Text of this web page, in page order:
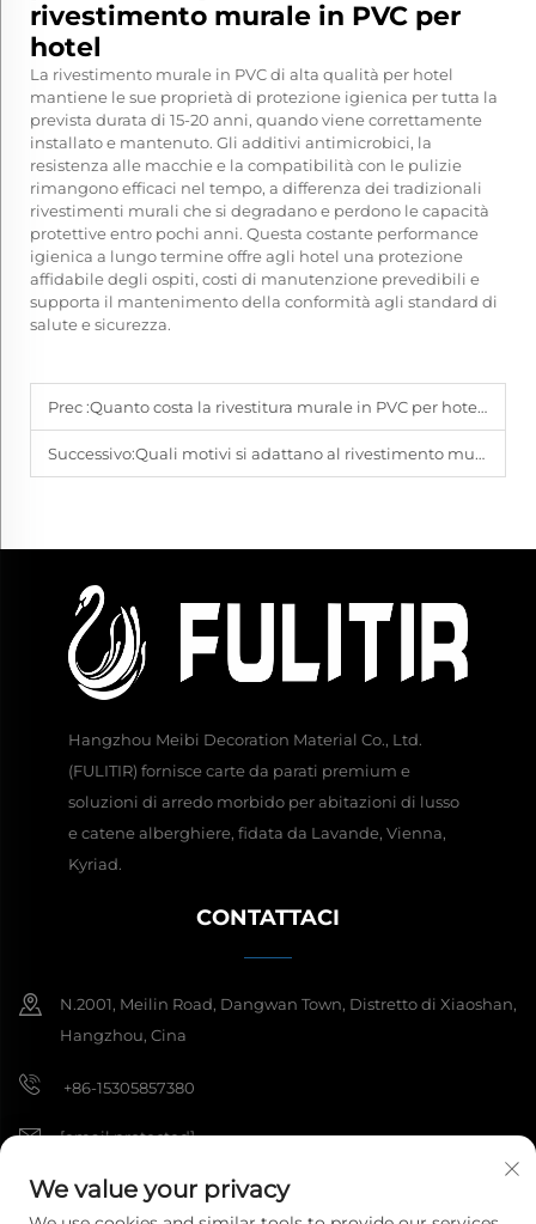
rivestimento murale in PVC per
hotel
La rivestimento murale in PVC di alta qualità per hotel
mantiene le sue proprietà di protezione igienica per tutta la
prevista durata di 15-20 anni, quando viene correttamente
installato e mantenuto. Gli additivi antimicrobici, la
resistenza alle macchie e la compatibilità con le pulizie
rimangono efficaci nel tempo, a differenza dei tradizionali
rivestimenti murali che si degradano e perdono le capacità
protettive entro pochi anni. Questa costante performance
igienica a lungo termine offre agli hotel una protezione
affidabile degli ospiti, costi di manutenzione prevedibili e
supporta il mantenimento della conformità agli standard di
salute e sicurezza.
Prec :Quanto costa la rivestitura murale in PVC per hotel al rotolo?
Successivo:Quali motivi si adattano al rivestimento murale in PVC per hotel di lusso?
Hangzhou Meibi Decoration Material Co., Ltd.
(FULITIR) fornisce carte da parati premium e
soluzioni di arredo morbido per abitazioni di lusso
e catene alberghiere, fidata da Lavande, Vienna,
Kyriad.
CONTATTACI
N.2001, Meilin Road, Dangwan Town, Distretto di Xiaoshan,
Hangzhou, Cina
+86-15305857380
[email protected]
We value your privacy